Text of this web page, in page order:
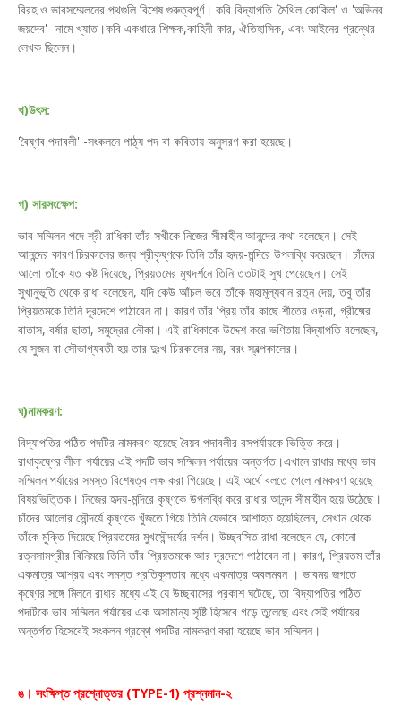
বিরহ ও ভাবসম্মেলনের পথগুলি বিশেষ গুরুত্বপূর্ণ। কবি বিদ্যাপতি 'মৈথিল কোকিল' ও 'অভিনব
জয়দেব'- নামে খ্যাত।কবি একধারে শিক্ষক,কাহিনী কার, ঐতিহাসিক, এবং আইনের গ্রন্থের
লেখক ছিলেন।
খ)উৎস:
'বৈষ্ণব পদাবলী' -সংকলনে পাঠ্য পদ বা কবিতায় অনুসরণ করা হয়েছে।
গ) সারসংক্ষেপ:
ভাব সম্মিলন পদে শ্রী রাধিকা তাঁর সখীকে নিজের সীমাহীন আনন্দের কথা বলেছেন। সেই
আনন্দের কারণ চিরকালের জন্য শ্রীকৃষ্ণকে তিনি তাঁর হৃদয়-মন্দিরে উপলব্ধি করেছেন। চাঁদের
আলো তাঁকে যত কষ্ট দিয়েছে, প্রিয়তমের মুখদর্শনে তিনি ততটাই সুখ পেয়েছেন। সেই
সুখানুভূতি থেকে রাধা বলেছেন, যদি কেউ আঁচল ভরে তাঁকে মহামূল্যবান রত্ন দেয়, তবু তাঁর
প্রিয়তমকে তিনি দূরদেশে পাঠাবেন না। কারণ তাঁর প্রিয় তাঁর কাছে শীতের ওড়না, গ্রীষ্মের
বাতাস, বর্ষার ছাতা, সমুদ্রের নৌকা। এই রাধিকাকে উদ্দেশ করে ভণিতায় বিদ্যাপতি বলেছেন,
যে সুজন বা সৌভাগ্যবতী হয় তার দুঃখ চিরকালের নয়, বরং স্বল্পকালের।
ঘ)নামকরণ:
বিদ্যাপতির পঠিত পদটির নামকরণ হয়েছে বৈয়ব পদাবলীর রসপর্যায়কে ভিত্তি করে।
রাধাকৃষ্ণের লীলা পর্যায়ের এই পদটি ভাব সম্মিলন পর্যায়ের অন্তর্গত।এখানে রাধার মধ্যে ভাব
সম্মিলন পর্যায়ের সমস্ত বিশেষত্ব লক্ষ করা গিয়েছে। এই অর্থে বলতে গেলে নামকরণ হয়েছে
বিষয়ভিত্তিক। নিজের হৃদয়-মন্দিরে কৃষ্ণকে উপলব্ধি করে রাধার আনন্দ সীমাহীন হয়ে উঠেছে।
চাঁদের আলোর সৌন্দর্যে কৃষ্ণকে খুঁজতে গিয়ে তিনি যেভাবে আশাহত হয়েছিলেন, সেখান থেকে
তাঁকে মুক্তি দিয়েছে প্রিয়তমের মুখসৌন্দর্যের দর্শন। উচ্ছ্বসিত রাধা বলেছেন যে, কোনো
রত্নসামগ্রীর বিনিময়ে তিনি তাঁর প্রিয়তমকে আর দূরদেশে পাঠাবেন না। কারণ, প্রিয়তম তাঁর
একমাত্র আশ্রয় এবং সমস্ত প্রতিকূলতার মধ্যে একমাত্র অবলম্বন । ভাবময় জগতে
কৃষ্ণের সঙ্গে মিলনে রাধার মধ্যে এই যে উচ্ছ্বাসের প্রকাশ ঘটেছে, তা বিদ্যাপতির পঠিত
পদটিকে ভাব সম্মিলন পর্যায়ের এক অসামান্য সৃষ্টি হিসেবে গড়ে তুলেছে এবং সেই পর্যায়ের
অন্তর্গত হিসেবেই সংকলন গ্রন্থে পদটির নামকরণ করা হয়েছে ভাব সম্মিলন।
ঙ। সংক্ষিপ্ত প্রশ্নোত্তর (TYPE-1) প্রশ্নমান-২